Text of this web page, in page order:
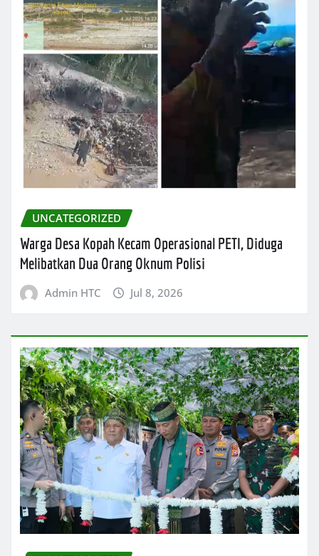
UNCATEGORIZED
Warga Desa Kopah Kecam Operasional PETI, Diduga
Melibatkan Dua Orang Oknum Polisi
Admin HTC Jul 8, 2026